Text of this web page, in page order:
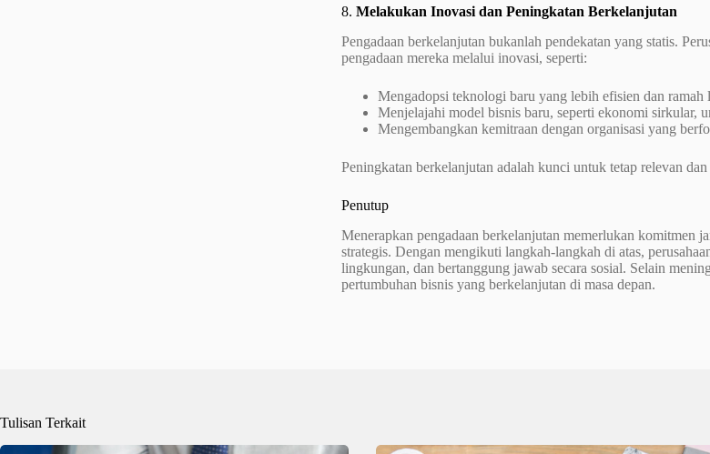
8. Melakukan Inovasi dan Peningkatan Berkelanjutan
Pengadaan berkelanjutan bukanlah pendekatan yang statis.
pengadaan mereka melalui inovasi, seperti:
Mengadopsi teknologi baru yang lebih efisien dan ramah
Menjelajahi model bisnis baru, seperti ekonomi sirkular,
Mengembangkan kemitraan dengan organisasi yang
Peningkatan berkelanjutan adalah kunci untuk tetap relevan
Penutup
Menerapkan pengadaan berkelanjutan memerlukan komitmen
strategis. Dengan mengikuti langkah-langkah di atas,
lingkungan, dan bertanggung jawab secara sosial. Selain
pertumbuhan bisnis yang berkelanjutan di masa depan.
Tulisan Terkait